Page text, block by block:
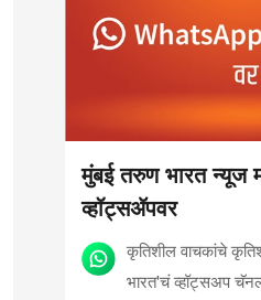
knowledge to
and approach that
culture,
view, 'smart'
and journalism for a
will be the side of the
मुंबई तरुण भारत न्यूज
व्हॉट्सॲपवर
कृतिशील वाचकांचे
भारत'चं व्हॉट्सअप